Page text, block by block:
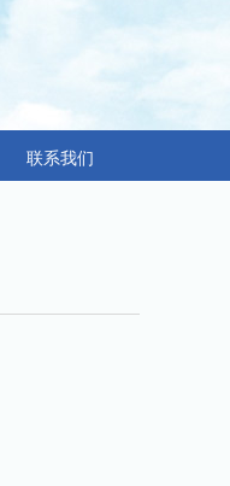
联系我们